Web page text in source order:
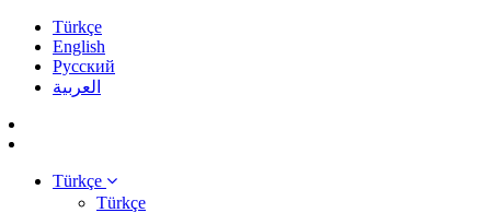
Türkçe
English
Pусский
العربية
Türkçe
Türkçe